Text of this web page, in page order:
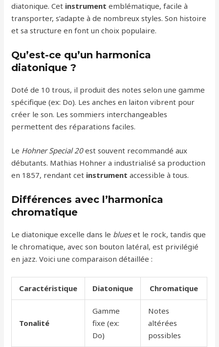
diatonique. Cet instrument emblématique, facile à
transporter, s’adapte à de nombreux styles. Son histoire
et sa structure en font un choix populaire.
Qu’est-ce qu’un harmonica
diatonique ?
Doté de 10 trous, il produit des notes selon une gamme
spécifique (ex: Do). Les anches en laiton vibrent pour
créer le son. Les sommiers interchangeables
permettent des réparations faciles.
Le Hohner Special 20est souvent recommandé aux
débutants. Mathias Hohner a industrialisé sa production
en 1857, rendant cet instrument accessible à tous.
Différences avec l’harmonica
chromatique
Le diatonique excelle dans le blueset le rock, tandis que
le chromatique, avec son bouton latéral, est privilégié
en jazz. Voici une comparaison détaillée :
Caractéristique Diatonique Chromatique
Tonalité
Gamme
fixe (ex:
Do)
Notes
altérées
possibles